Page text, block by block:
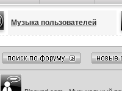
Музыка пользователей